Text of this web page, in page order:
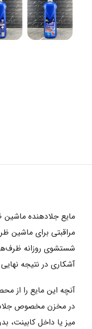
مراقبتی برای ماشین
شستشوی روزانه
آشکاری در نتیجه
آنچه این مایع را از
در مخزن مخصوص
میز یا داخل کابینت،